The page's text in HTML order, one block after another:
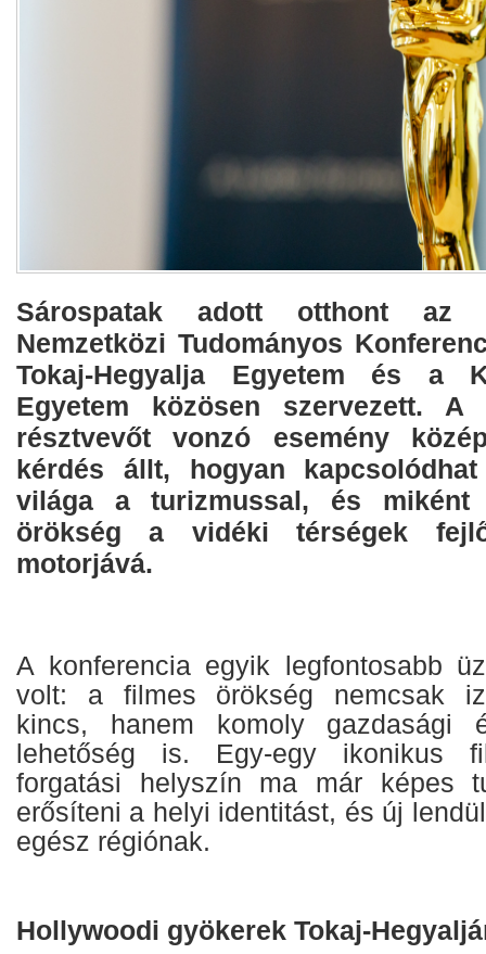
Sárospatak adott otthont az
Nemzetközi Tudományos
Tokaj-Hegyalja Egyetem és a
Egyetem közösen szervezett.
résztvevőt vonzó esemény
kérdés állt, hogyan
világa a turizmussal, és
örökség a vidéki térségek
motorjává.
A konferencia egyik legfontosabb
volt: a filmes örökség nemcsak
kincs, hanem komoly gazdasági
lehetőség is. Egy-egy ikonikus
forgatási helyszín ma már képes
erősíteni a helyi identitást, és új
egész régiónak.
Hollywoodi gyökerek Tokaj-